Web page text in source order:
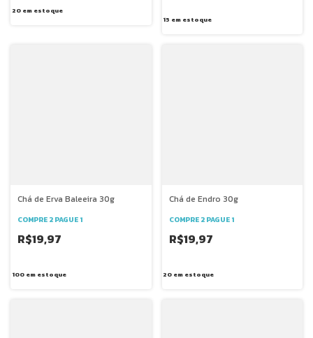
20em estoque
15 em estoque
Chá de Erva Baleeira 30g
COMPRE 2 PAGUE 1
R$19,97
100em estoque
Chá de Endro 30g
COMPRE 2 PAGUE 1
R$19,97
20 em estoque